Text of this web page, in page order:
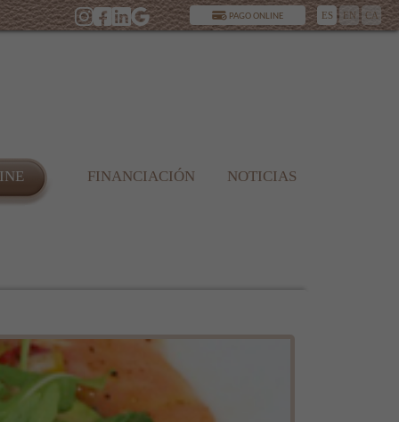
PAGO ONLINE ES EN CA
FINANCIACIÓN NOTICIAS